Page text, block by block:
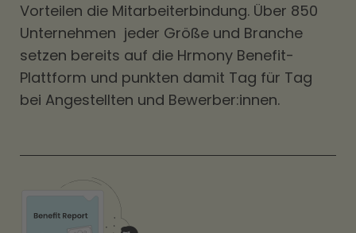
Vorteilen die Mitarbeiterbindung. Über 850
Unternehmen jeder Größe und Branche
setzen bereits auf die Hrmony Benefit-
Plattform und punkten damit Tag für Tag
bei Angestellten und Bewerber:innen.